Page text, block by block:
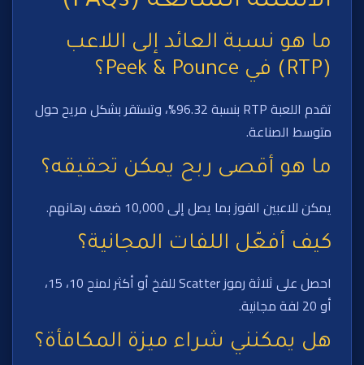
ما هو نسبة العائد إلى اللاعب
(RTP) في Peek & Pounce؟
تقدم اللعبة RTP بنسبة 96.32%، وتستقر بشكل مريح حول
متوسط الصناعة.
ما هو أقصى ربح يمكن تحقيقه؟
يمكن للاعبين الفوز بما يصل إلى 10,000 ضعف رهانهم.
كيف أفعّل اللفات المجانية؟
احصل على ثلاثة رموز Scatter للفخ أو أكثر لمنح 10، 15،
أو 20 لفة مجانية.
هل يمكنني شراء ميزة المكافأة؟